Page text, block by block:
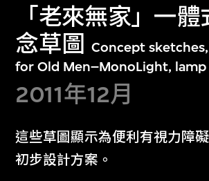
「老來無家」一
念草圖
Concept
for Old Men–MonoLight, lamp
2011年12月
這些草圖顯示為便利有視力障
初步設計方案。